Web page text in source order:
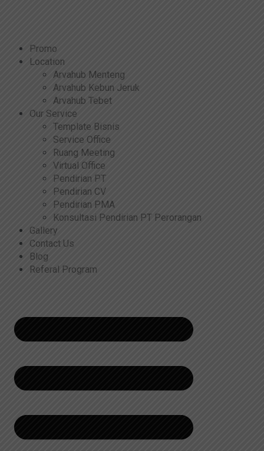
Promo
Location
Arvahub Menteng
Arvahub Kebun Jeruk
Arvahub Tebet
Our Service
Template Bisnis
Service Office
Ruang Meeting
Virtual Office
Pendirian PT
Pendirian CV
Pendirian PMA
Konsultasi Pendirian PT Perorangan
Gallery
Contact Us
Blog
Referal Program